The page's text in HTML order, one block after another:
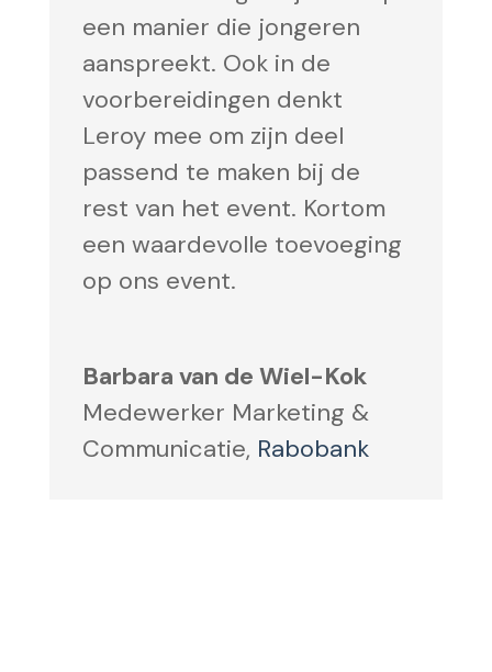
een manier die jongeren
aanspreekt. Ook in de
voorbereidingen denkt
Leroy mee om zijn deel
passend te maken bij de
rest van het event. Kortom
een waardevolle toevoeging
op ons event.
Barbara van de Wiel-Kok
Medewerker Marketing &
Communicatie, Rabobank